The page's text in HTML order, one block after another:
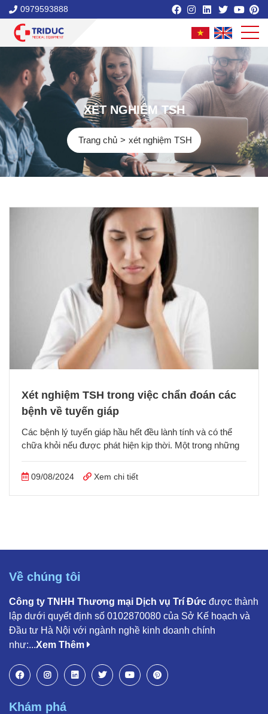
0979593888
XÉT NGHIỆM TSH
Trang chủ xét nghiệm TSH
Xét nghiệm TSH trong việc chẩn đoán các
bệnh về tuyến giáp
Các bệnh lý tuyến giáp hầu hết đều lành tính và có thể
chữa khỏi nếu được phát hiện kịp thời. Một trong những
09/08/2024 Xem chi tiết
Về chúng tôi
Công ty TNHH Thương mại Dịch vụ Trí Đức được thành
lập dưới quyết định số 0102870080 của Sở Kế hoạch và
Đầu tư Hà Nội với ngành nghề kinh doanh chính
như:...Xem Thêm
Khám phá